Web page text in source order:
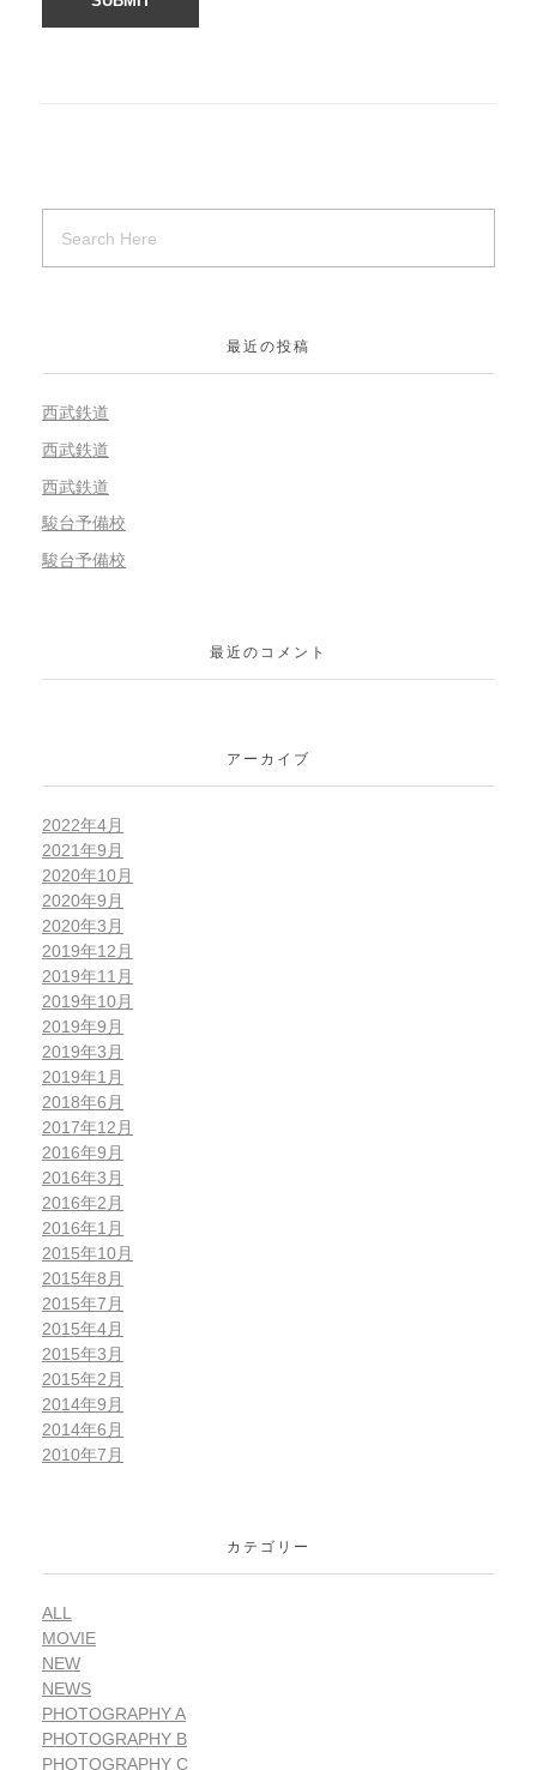
最近の投稿
西武鉄道
西武鉄道
西武鉄道
駿台予備校
駿台予備校
最近のコメント
アーカイブ
2022年4月
2021年9月
2020年10月
2020年9月
2020年3月
2019年12月
2019年11月
2019年10月
2019年9月
2019年3月
2019年1月
2018年6月
2017年12月
2016年9月
2016年3月
2016年2月
2016年1月
2015年10月
2015年8月
2015年7月
2015年4月
2015年3月
2015年2月
2014年9月
2014年6月
2010年7月
カテゴリー
ALL
MOVIE
NEW
NEWS
PHOTOGRAPHY A
PHOTOGRAPHY B
PHOTOGRAPHY C